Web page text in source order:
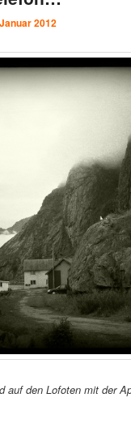
2012
auf den Lofoten mit der